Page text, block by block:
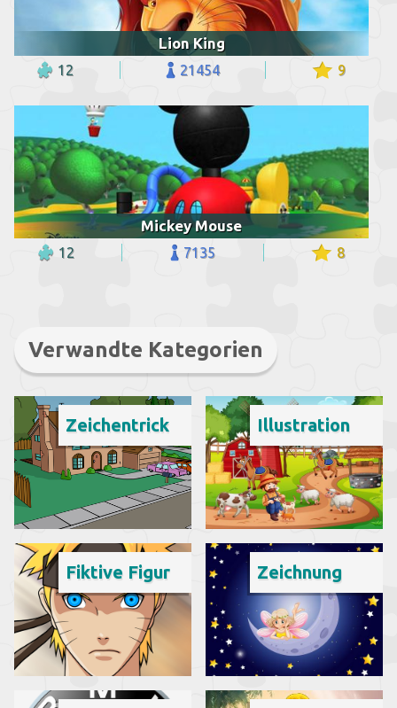
Lion King
12 21454 9
Mickey Mouse
12 7135 8
Verwandte Kategorien
Zeichentrick Illustration
Fiktive Figur Zeichnung